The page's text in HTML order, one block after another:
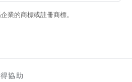
業的商標或註冊商標。
協助